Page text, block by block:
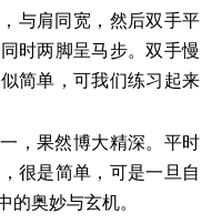
与肩同宽，然后双手平
时两脚呈马步。双手慢
简单，可我们练习起来
，果然博大精深。平时
很是简单，可是一旦自
的奥妙与玄机。